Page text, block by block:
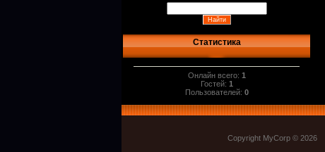
Статистика
Онлайн всего: 1
Гостей: 1
Пользователей: 0
Copyright MyCorp © 2026